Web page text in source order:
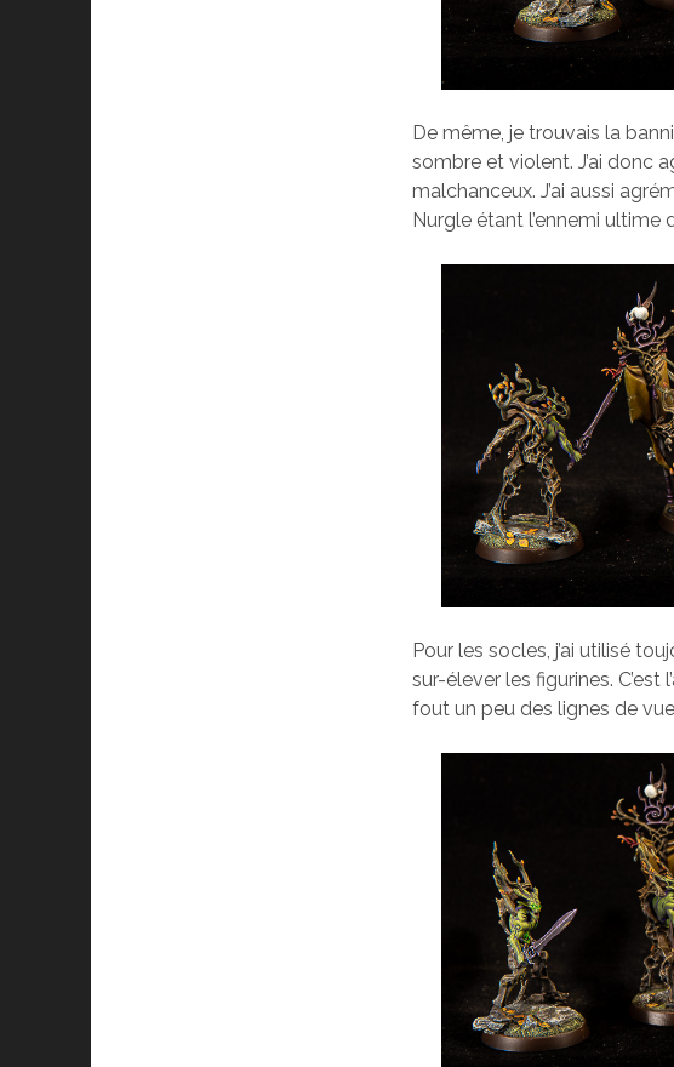
De même, je trouvais la
sombre et violent. J’ai donc
malchanceux. J’ai aussi
Nurgle étant l’ennemi ultime
Pour les socles, j’ai utilisé
sur-élever les figurines.
fout un peu des lignes de